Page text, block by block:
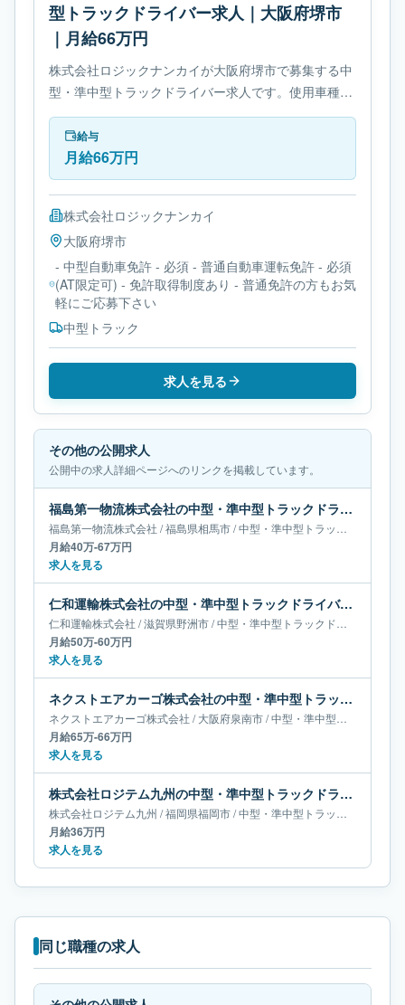
型トラックドライバー求人｜大阪府堺市
｜月給66万円
株式会社ロジックナンカイが大阪府堺市で募集する中
型・準中型トラックドライバー求人です。使用車種は
中型トラックです。勤務時間は- 変形労働時間制で
す。必要免許は- 中型自動車免許です。
給与
月給66万円
株式会社ロジックナンカイ
大阪府堺市
- 中型自動車免許 - 必須 - 普通自動車運転免許 - 必須
(AT限定可) - 免許取得制度あり - 普通免許の方もお気
軽にご応募下さい
中型トラック
求人を見る
その他の公開求人
公開中の求人詳細ページへのリンクを掲載しています。
福島第一物流株式会社の中型・準中型トラックドライバー求人｜福島県相馬市｜月給40万-67万円
福島第一物流株式会社 /福島県相馬市/中型・準中型トラックドライバー
月給40万-67万円
求人を見る
仁和運輸株式会社の中型・準中型トラックドライバー求人｜滋賀県野洲市｜月給50万-60万円
仁和運輸株式会社 /滋賀県野洲市/中型・準中型トラックドライバー
月給50万-60万円
求人を見る
ネクストエアカーゴ株式会社の中型・準中型トラックドライバー求人｜大阪府泉南市｜月給65万-66万円
ネクストエアカーゴ株式会社 /大阪府泉南市/中型・準中型トラックドライバー
月給65万-66万円
求人を見る
株式会社ロジテム九州の中型・準中型トラックドライバー求人｜福岡県福岡市｜月給36万円
株式会社ロジテム九州 /福岡県福岡市/中型・準中型トラックドライバー
月給36万円
求人を見る
同じ職種の求人